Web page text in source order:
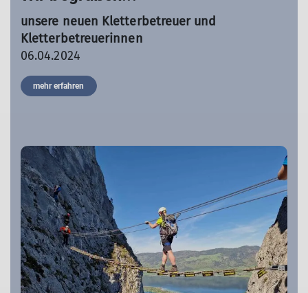
unsere neuen Kletterbetreuer und
Kletterbetreuerinnen
06.04.2024
mehr erfahren